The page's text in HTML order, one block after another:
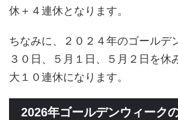
休＋４連休となります。
ちなみに、２０２４年のゴールデ
３０日、５月１日、５月２日を休
大１０連休になります。
2026年ゴールデンウィーク